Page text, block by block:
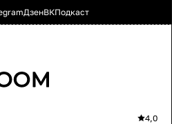
ДзенВКПодкаст
4,0